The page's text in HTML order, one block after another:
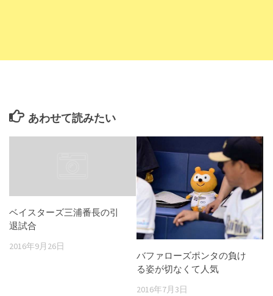
あわせて読みたい
ベイスターズ三浦番長の引
退試合
2016年9月26日
バファローズポンタの負け
る姿が切なくて人気
2016年7月3日